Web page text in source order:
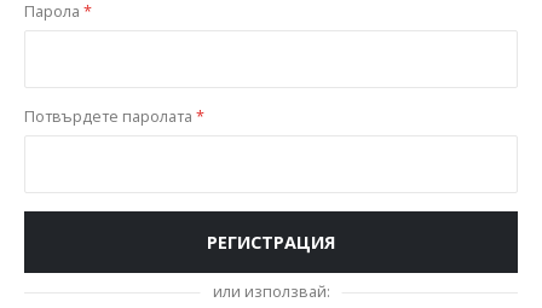
Парола *
Потвърдете паролата *
РЕГИСТРАЦИЯ
или използвай: